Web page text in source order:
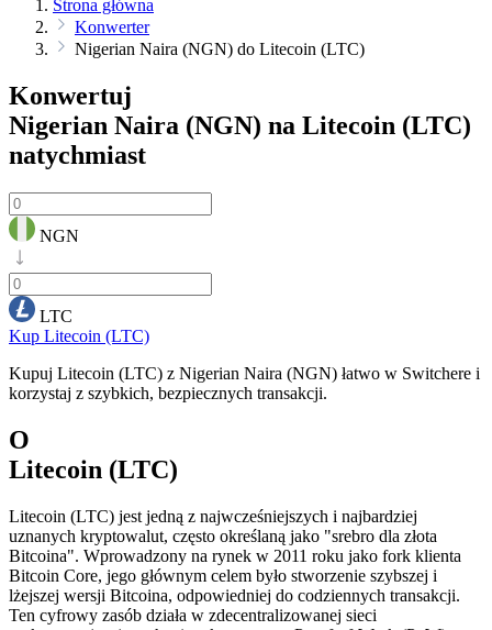
Strona główna
Konwerter
Nigerian Naira (NGN) do Litecoin (LTC)
Konwertuj
Nigerian Naira (NGN) na Litecoin (LTC)
natychmiast
NGN
LTC
Kup Litecoin (LTC)
Kupuj Litecoin (LTC) z Nigerian Naira (NGN) łatwo w Switchere i
korzystaj z szybkich, bezpiecznych transakcji.
O
Litecoin (LTC)
Litecoin (LTC) jest jedną z najwcześniejszych i najbardziej
uznanych kryptowalut, często określaną jako "srebro dla złota
Bitcoina". Wprowadzony na rynek w 2011 roku jako fork klienta
Bitcoin Core, jego głównym celem było stworzenie szybszej i
lżejszej wersji Bitcoina, odpowiedniej do codziennych transakcji.
Ten cyfrowy zasób działa w zdecentralizowanej sieci